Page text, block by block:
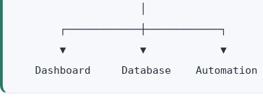
       ┌────────────┼────────────┐
       ▼            ▼            ▼